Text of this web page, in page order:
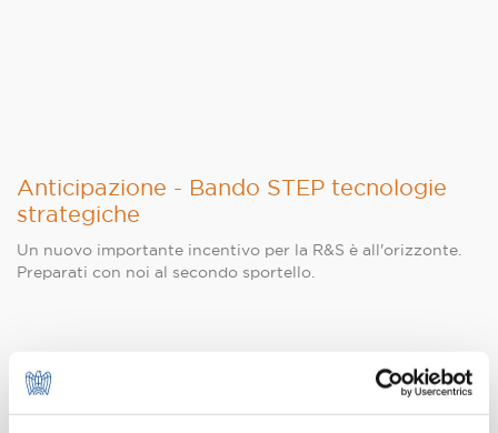
Anticipazione - Bando STEP tecnologie
strategiche
Un nuovo importante incentivo per la R&S è all'orizzonte.
Preparati con noi al secondo sportello.